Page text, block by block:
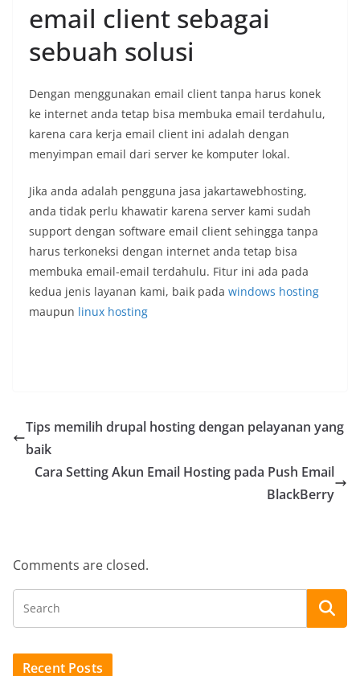
email client sebagai
sebuah solusi
Dengan menggunakan email client tanpa harus konek
ke internet anda tetap bisa membuka email terdahulu,
karena cara kerja email client ini adalah dengan
menyimpan email dari server ke komputer lokal.
Jika anda adalah pengguna jasa jakartawebhosting,
anda tidak perlu khawatir karena server kami sudah
support dengan software email client sehingga tanpa
harus terkoneksi dengan internet anda tetap bisa
membuka email-email terdahulu. Fitur ini ada pada
kedua jenis layanan kami, baik pada windows hosting
maupun linux hosting
Tips memilih drupal hosting dengan pelayanan yang
baik
Cara Setting Akun Email Hosting pada Push Email
BlackBerry
Comments are closed.
Recent Posts